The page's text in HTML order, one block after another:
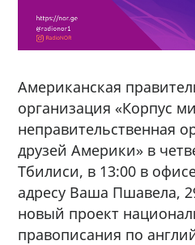
Американская
организация «Корпус
неправительственная
друзей Америки» в
Тбилиси, в 13:00 в
адресу Ваша Пшавела,
новый проект
правописания по